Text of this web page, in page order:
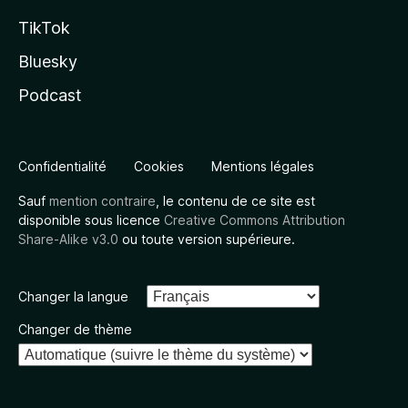
TikTok
Bluesky
Podcast
Confidentialité Cookies Mentions légales
Sauf mention contraire , le contenu de ce site est
disponible sous licence Creative Commons Attribution
Share-Alike v3.0 ou toute version supérieure.
Changer la langue
Changer de thème